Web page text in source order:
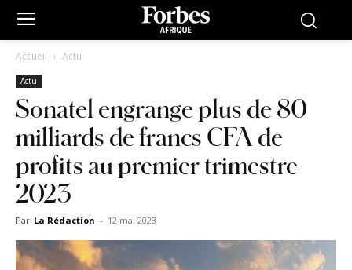
Accueil Actu
Actu
Sonatel engrange plus de 80
milliards de francs CFA de
profits au premier trimestre
2023
Par La Rédaction - 12 mai 2023